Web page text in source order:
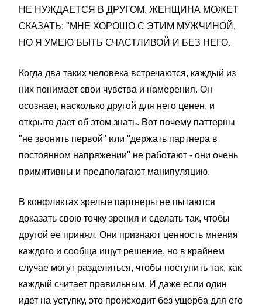
НЕ НУЖДАЕТСЯ В ДРУГОМ. ЖЕНЩИНА МОЖЕТ
СКАЗАТЬ: "МНЕ ХОРОШО С ЭТИМ МУЖЧИНОЙ,
НО Я УМЕЮ БЫТЬ СЧАСТЛИВОЙ И БЕЗ НЕГО.
Когда два таких человека встречаются, каждый из
них понимает свои чувства и намерения. Он
осознает, насколько другой для него ценен, и
открыто дает об этом знать. Вот почему паттерны
"не звонить первой" или "держать партнера в
постоянном напряжении" не работают - они очень
примитивны и предполагают манипуляцию.
В конфликтах зрелые партнеры не пытаются
доказать свою точку зрения и сделать так, чтобы
другой ее принял. Они признают ценность мнения
каждого и сообща ищут решение, но в крайнем
случае могут разделиться, чтобы поступить так, как
каждый считает правильным. И даже если один
идет на уступку, это происходит без ущерба для его